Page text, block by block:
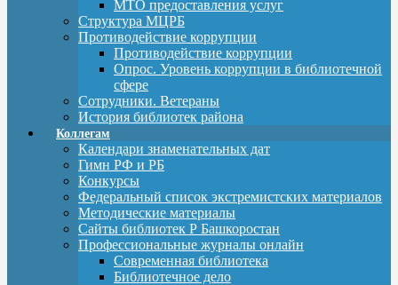
МТО предоставления услуг
Структура МЦРБ
Противодействие коррупции
Противодействие коррупции
Опрос. Уровень коррупции в библиотечной
сфере
Сотрудники. Ветераны
История библиотек района
Коллегам
Календари знаменательных дат
Гимн РФ и РБ
Конкурсы
Федеральный список экстремистских материалов
Методические материалы
Сайты библиотек Р Башкоростан
Профессиональные журналы онлайн
Современная библиотека
Библиотечное дело